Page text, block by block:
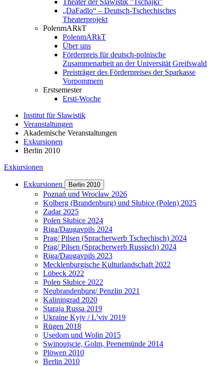
Theater der Slawistik "Tschajki"
„DaFadlo“ – Deutsch-Tschechisches
Theaterprojekt
PolenmARkT
PolenmARkT
Über uns
Förderpreis für deutsch-polnische
Zusammenarbeit an der Universität Greifswald
Preisträger des Förderpreises der Sparkasse
Vorpommern
Erstsemester
Ersti-Woche
Institut für Slawistik
Veranstaltungen
Akademische Veranstaltungen
Exkursionen
Berlin 2010
Exkursionen
Exkursionen Berlin 2010
Poznań und Wrocław 2026
Kolberg (Brandenburg) und Słubice (Polen) 2025
Zadar 2025
Polen Słubice 2024
Riga/Daugavpils 2024
Prag/ Pilsen (Spracherwerb Tschechisch) 2024
Prag/ Pilsen (Spracherwerb Russisch) 2024
Riga/Daugavpils 2023
Mecklenburgische Kulturlandschaft 2022
Lübeck 2022
Polen Słubice 2022
Neubrandenburg/ Penzlin 2021
Kaliningrad 2020
Staraja Russa 2019
Ukraine Kyjv / L’viv 2019
Rügen 2018
Usedom und Wolin 2015
Swinoujscie, Golm, Peenemünde 2014
Plöwen 2010
Berlin 2010